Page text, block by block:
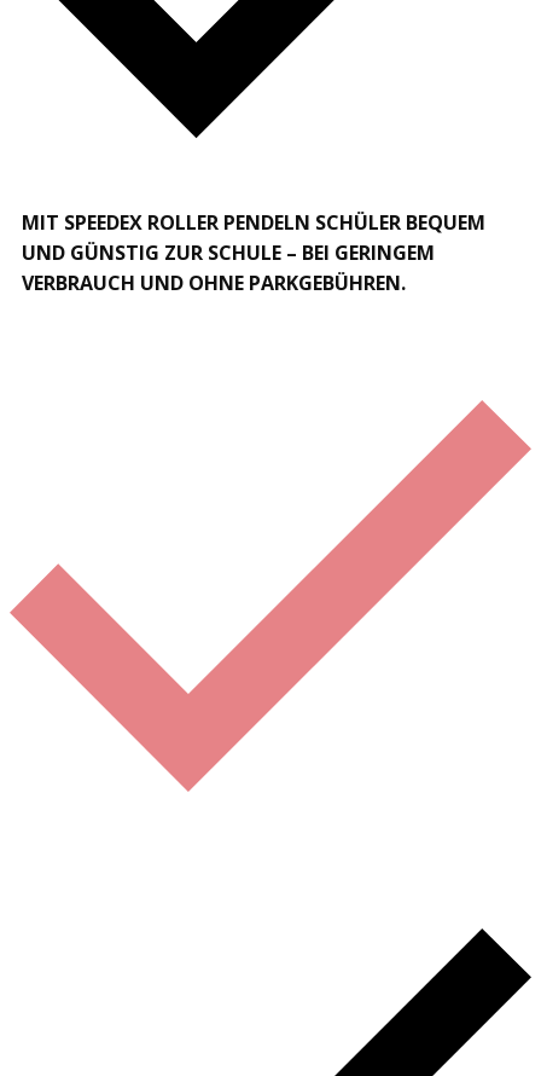
MIT SPEEDEX ROLLER PENDELN SCHÜLER BEQUEM
UND GÜNSTIG ZUR SCHULE – BEI GERINGEM
VERBRAUCH UND OHNE PARKGEBÜHREN.